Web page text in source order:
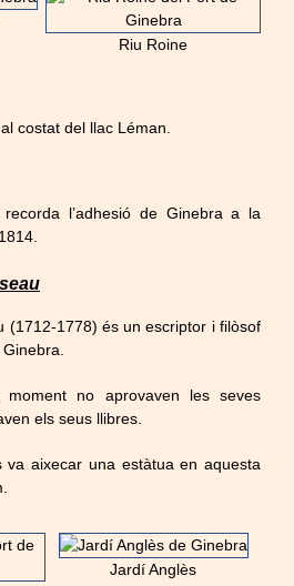
Riu Roine
costat del llac Léman.
l’adhesió de Ginebra a la
(1712-1778) és un escriptor i filòsof
no aprovaven les seves
els seus llibres.
va aixecar una estàtua en aquesta
Jardí Anglès